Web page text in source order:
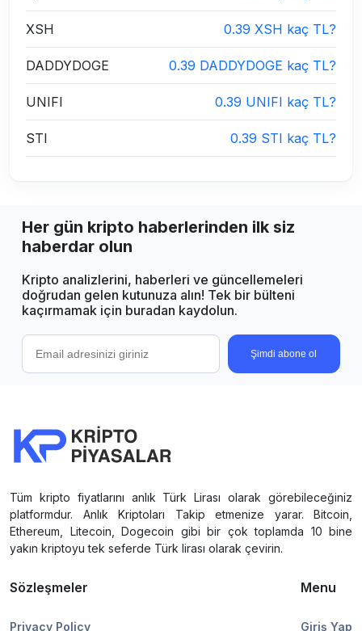
XSH 0.39 XSH kaç TL?
DADDYDOGE 0.39 DADDYDOGE kaç TL?
UNIFI 0.39 UNIFI kaç TL?
STI 0.39 STI kaç TL?
Her gün kripto haberlerinden ilk siz
haberdar olun
Kripto analizlerini, haberleri ve güncellemeleri
doğrudan gelen kutunuza alın! Tek bir bülteni
kaçırmamak için buradan kaydolun.
Şimdi abone ol
Tüm kripto fiyatlarını anlık Türk Lirası olarak görebileceğiniz
platformdur. Anlık Kriptoları Takip etmenize yarar. Bitcoin,
Ethereum, Litecoin, Dogecoin gibi bir çok toplamda 10 bine
yakın kriptoyu tek seferde Türk lirası olarak çevirin.
Sözleşmeler
Privacy Policy
Menu
Giriş Yap